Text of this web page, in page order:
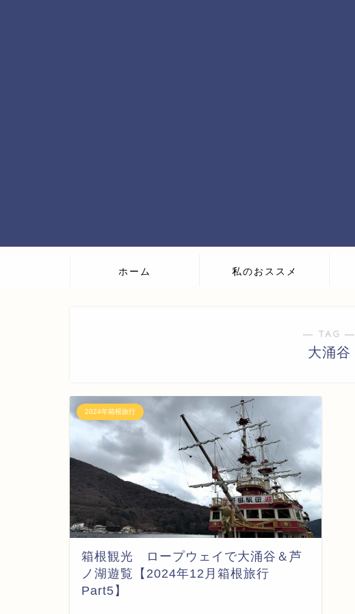
ホーム 私のおススメ
― TAG ―
大涌谷
2024年箱根旅行
箱根観光 ロープウェイで大涌谷＆芦
ノ湖遊覧【2024年12月箱根旅行
Part5】